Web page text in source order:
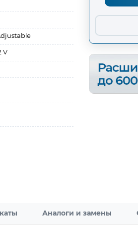
V
Аналоги и замены